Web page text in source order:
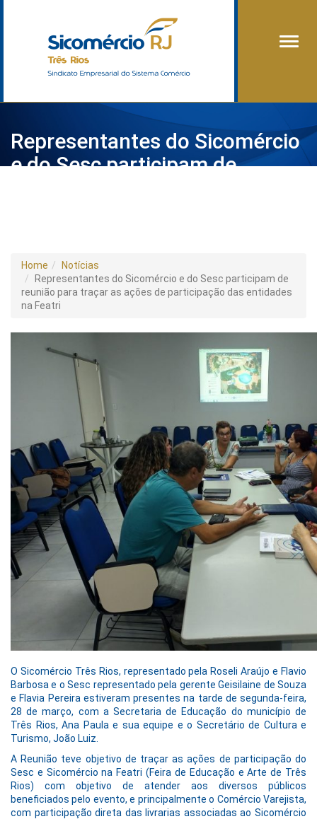
Representantes do Sicomércio
e do Sesc participam de
Home
Notícias
Representantes do Sicomércio e do Sesc participam de
reunião para traçar as ações de participação das entidades
na Featri
O Sicomércio Três Rios, representado pela Roseli Araújo e Flavio
Barbosa e o Sesc representado pela gerente Geisilaine de Souza
e Flavia Pereira estiveram presentes na tarde de segunda-feira,
28 de março, com a Secretaria de Educação do município de
Três Rios, Ana Paula e sua equipe e o Secretário de Cultura e
Turismo, João Luiz.
A Reunião teve objetivo de traçar as ações de participação do
Sesc e Sicomércio na Featri (Feira de Educação e Arte de Três
Rios) com objetivo de atender aos diversos públicos
beneficiados pelo evento, e principalmente o Comércio Varejista,
com participação direta das livrarias associadas ao Sicomércio